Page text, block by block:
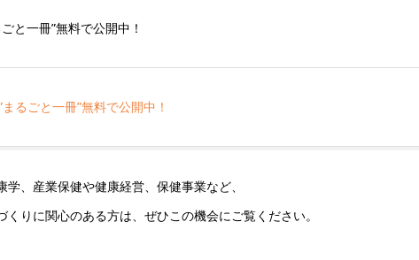
と一冊”無料で公開中！
まるごと一冊”無料で公開中！
学、産業保健や健康経営、保健事業など、
くりに関心のある方は、ぜひこの機会にご覧ください。